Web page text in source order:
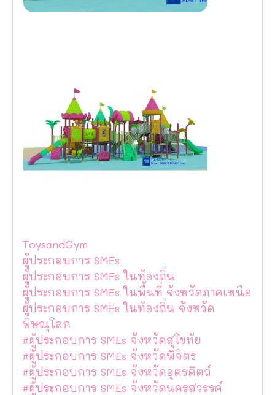
ToysandGym
ผู้ประกอบการ SMEs
ผู้ประกอบการ SMEs ในท้องถิ่น
ผู้ประกอบการ SMEs ในพื้นที่ จังหวัดภาคเหนือ
ผู้ประกอบการ SMEs ในท้องถิ่น จังหวัด
พิษณุโลก
#ผู้ประกอบการ SMEs จังหวัดสุโขทัย
#ผู้ประกอบการ SMEs จังหวัดพิจิตร
#ผู้ประกอบการ SMEs จังหวัดอุตรดิตถ์
#ผู้ประกอบการ SMEs จังหวัดนครสวรรค์